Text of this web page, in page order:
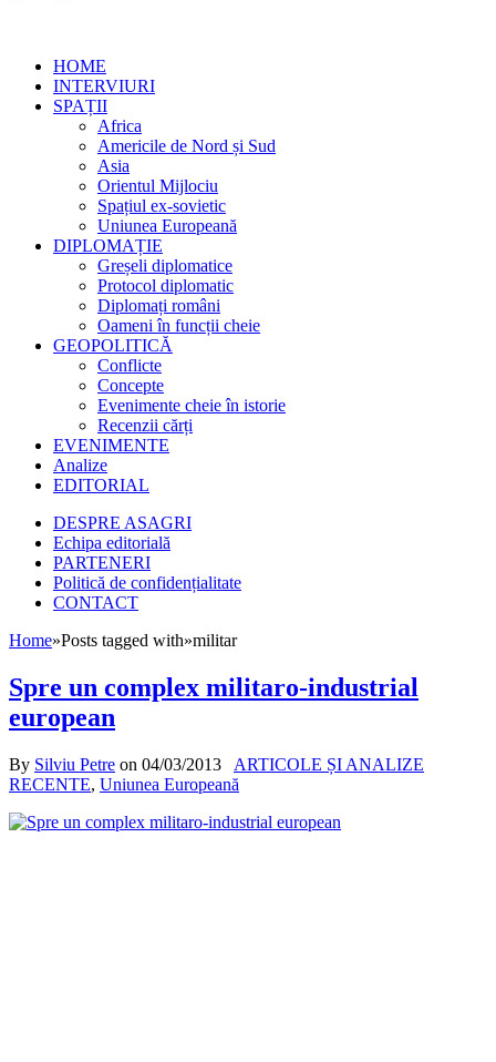
HOME
INTERVIURI
SPAȚII
Africa
Americile de Nord și Sud
Asia
Orientul Mijlociu
Spațiul ex-sovietic
Uniunea Europeană
DIPLOMAȚIE
Greșeli diplomatice
Protocol diplomatic
Diplomați români
Oameni în funcții cheie
GEOPOLITICĂ
Conflicte
Concepte
Evenimente cheie în istorie
Recenzii cărți
EVENIMENTE
Analize
EDITORIAL
DESPRE ASAGRI
Echipa editorială
PARTENERI
Politică de confidențialitate
CONTACT
Home»Posts tagged with»militar
Spre un complex militaro-industrial
european
By Silviu Petre on 04/03/2013
ARTICOLE ȘI ANALIZE
RECENTE, Uniunea Europeană